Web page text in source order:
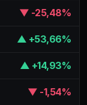
▼ -25,48%
▲ +53,66%
▲ +14,93%
▼ -1,54%